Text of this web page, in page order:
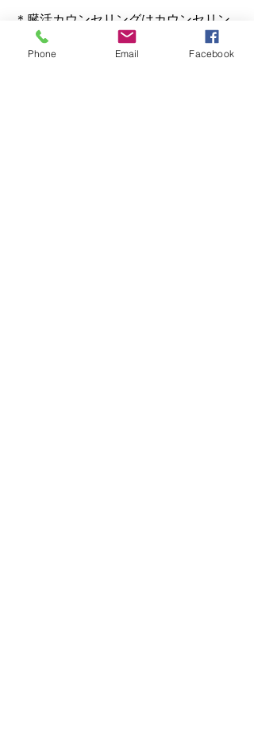
＊臓活カウンセリングはカウンセリン
グ代金をいただきます。
カウンセリング（四柱推命）からわか
Phone Email Facebook